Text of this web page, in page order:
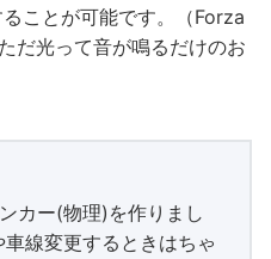
ことが可能です。（Forza
だ光って音が鳴るだけのお
カー(物理)を作りまし
線変更するときはちゃ